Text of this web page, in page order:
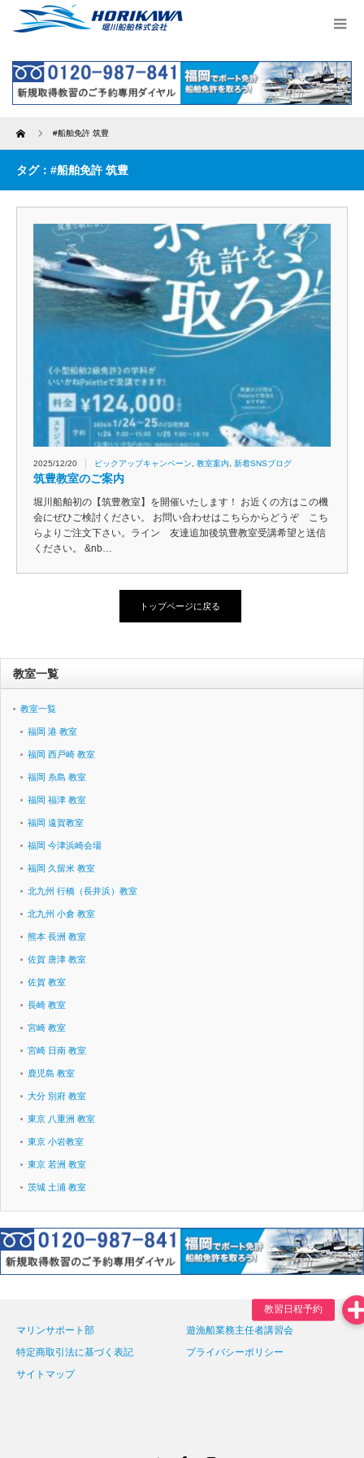
Home #船舶免許 筑豊
タグ：#船舶免許 筑豊
2025/12/20 ピックアップキャンペーン 教室案内 新着SNSブログ
筑豊教室のご案内
堀川船舶初の【筑豊教室】を開催いたします！ お近くの方はこの機
会にぜひご検討ください。 お問い合わせはこちらからどうぞ こち
らよりご注文下さい。ライン 友達追加後筑豊教室受講希望と送信
ください。 &nb…
トップページに戻る
教室一覧
教室一覧
福岡 港 教室
福岡 西戸崎 教室
福岡 糸島 教室
福岡 福津 教室
福岡 遠賀教室
福岡 今津浜崎会場
福岡 久留米 教室
北九州 行橋（長井浜）教室
北九州 小倉 教室
熊本 長洲 教室
佐賀 唐津 教室
佐賀 教室
長崎 教室
宮崎 教室
宮崎 日南 教室
鹿児島 教室
大分 別府 教室
東京 八重洲 教室
東京 小岩教室
東京 若洲 教室
茨城 土浦 教室
マリンサポート部
遊漁船業務主任者講習会
特定商取引法に基づく表記
プライバシーポリシー
サイトマップ